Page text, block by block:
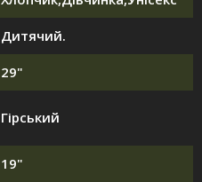
Дитячий.
29"
Гірський
19"